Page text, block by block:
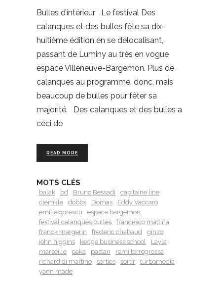
Bulles d’intérieur Le festival Des
calanques et des bulles fête sa dix-
huitième édition en se délocalisant,
passant de Luminy au très en vogue
espace Villeneuve-Bargemon. Plus de
calanques au programme, donc, mais
beaucoup de bulles pour fêter sa
majorité. Des calanques et des bulles a
ceci de
READ MORE
MOTS CLÉS
balak bd Bruno Bessadi
capitaine line
clemkle
dobbs Domas
Eddy Vaccaro
emilie oprescu
espace bargemon
festival calanques bulles
francesco mattina
franck margerin
frederic chabaud
ginzo
john higgins
kedge business school
Layla
marseille
paka pastan
remi torregrossa
richard di martino
sorties sortir
turbomedia
yann made